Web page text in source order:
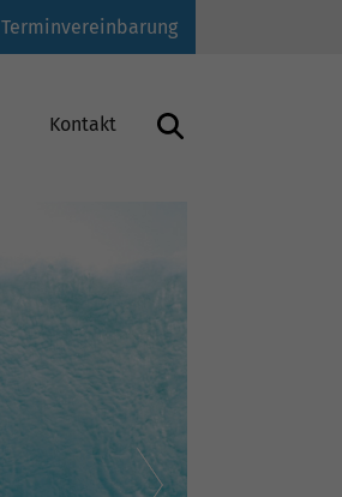
Terminvereinbarung
Schnarchbehandlung
Kontakt